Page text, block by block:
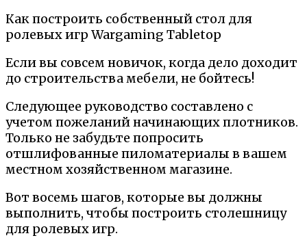
Как построить собственный стол для
ролевых игр Wargaming Tabletop
Если вы совсем новичок, когда дело доходит
до строительства мебели, не бойтесь!
Следующее руководство составлено с
учетом пожеланий начинающих плотников.
Только не забудьте попросить
отшлифованные пиломатериалы в вашем
местном хозяйственном магазине.
Вот восемь шагов, которые вы должны
выполнить, чтобы построить столешницу
для ролевых игр.